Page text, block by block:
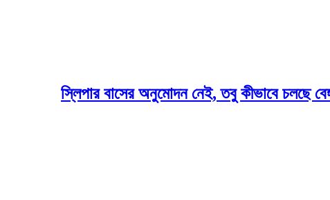
স্লিপার বাসের অনুমোদন নেই, তবু কীভাবে চলছে